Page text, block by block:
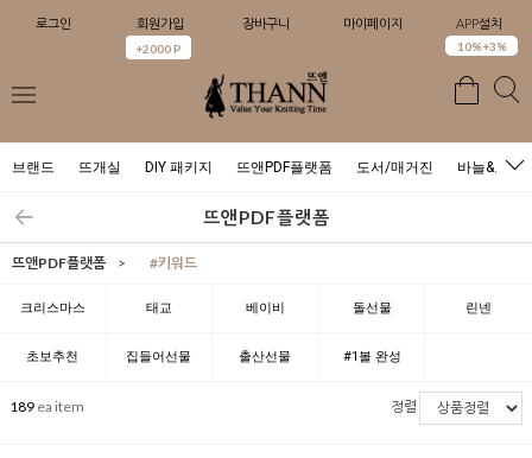
로그인 회원가입
+2000 P
장바구니 마이페이지 APP설치
10%+3%
브랜드 뜨개실 DIY 패키지 뜨앤PDF플랫폼 도서/매거진 바늘&도구
뜨앤PDF플랫폼
뜨앤PDF플랫폼 > #키워드
크리스마스 태교 베이비 돌선물 린넨
초보추천 집들어선물 출산선물 #1볼 완성
189 ea item 정렬